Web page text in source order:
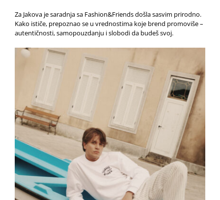
Za Jakova je saradnja sa Fashion&Friends došla sasvim prirodno.
Kako ističe, prepoznao se u vrednostima koje brend promoviše –
autentičnosti, samopouzdanju i slobodi da budeš svoj.